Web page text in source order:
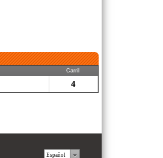
Carril
4